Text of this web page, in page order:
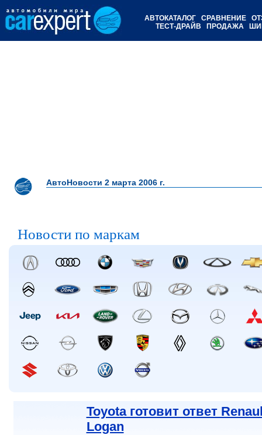
АВТОКАТАЛОГ СРАВНЕНИЕ
ТЕСТ-ДРАЙВ
ПРОДАЖА
АвтоНовости 2 марта 2006 г.
Новости по маркам
Toyota готовит ответ
Logan